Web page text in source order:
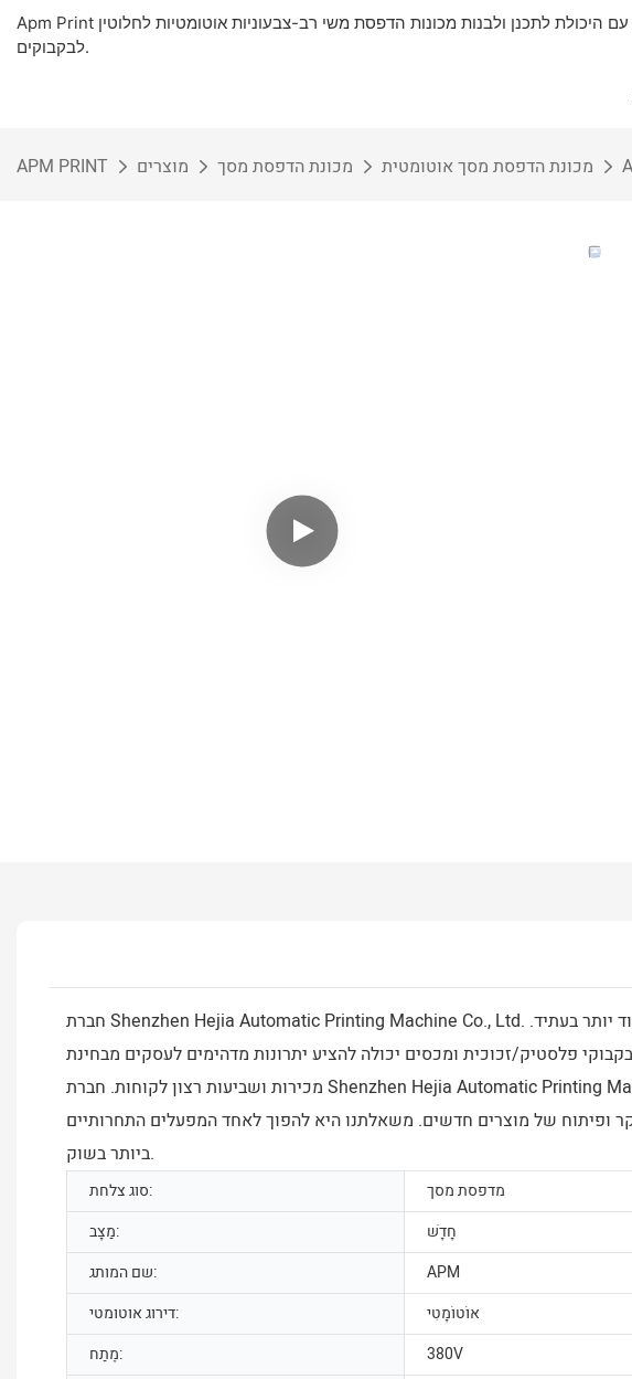
Apm Print כאחת מספקיות ציוד הדפוס הוותיקות ביותר, עם היכולת לתכנן ולבנות מכונות הדפסת משי רב-צבעוניות אוטומטיות לחלוטין
לבקבוקים.
APM PRINT מוצרים מכונת הדפסת מסך מכונת הדפסת מסך אוטומטית
חברת Shenzhen Hejia Automatic Printing Machine Co., Ltd. הייתה אחת ממובילי השוק בזכות אספקת מוצרים איכותיים ללקוחותיה, וסביר מאוד שהחברה תצליח להתקדם עוד יותר בעתיד.
הכלליים, מכונת הדפסת משי אוטומטית חדשה למכירה עם סיבוב 360 מעלות לבקבוקי פלסטיק/זכוכית ומכסים יכולה להציע יתרונות מדהימים לעסקים מבחינת
מכירות ושביעות רצון לקוחות. חברת Shenzhen Hejia Automatic Printing Machine Co., Ltd. תאמץ באופן עקבי אסטרטגיות שיווק חיוביות לפיתוח שווקים חדשים, ובכך תבנה רשת מכירות
ופיתוח של מוצרים חדשים. משאלתנו היא להפוך לאחד המפעלים התחרותיים
ביותר בשוק.
סוג צלחת: מדפסת מסך
מַצָב:
חָדָשׁ
שם המותג:
APM
דירוג אוטומטי:
אוֹטוֹמָטִי
מֶתַח:
380V